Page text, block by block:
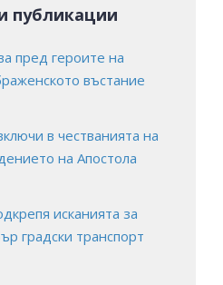
публикации
пред героите на
въстание
в честванията на
на Апостола
исканията за
градски транспорт